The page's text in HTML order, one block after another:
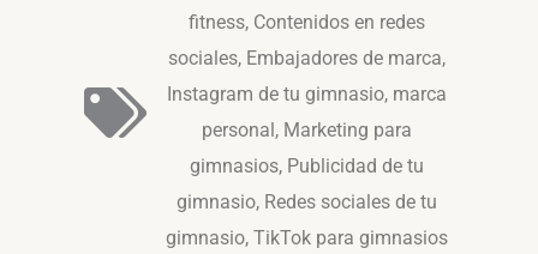
fitness, Contenidos en redes
sociales, Embajadores de marca,
Instagram de tu gimnasio, marca
personal, Marketing para
gimnasios, Publicidad de tu
gimnasio, Redes sociales de tu
gimnasio, TikTok para gimnasios